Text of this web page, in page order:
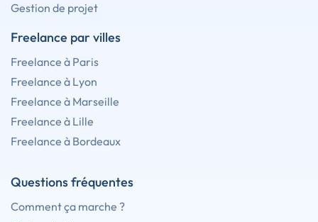
Gestion de projet
Freelance par villes
Freelance à Paris
Freelance à Lyon
Freelance à Marseille
Freelance à Lille
Freelance à Bordeaux
Questions fréquentes
Comment ça marche ?